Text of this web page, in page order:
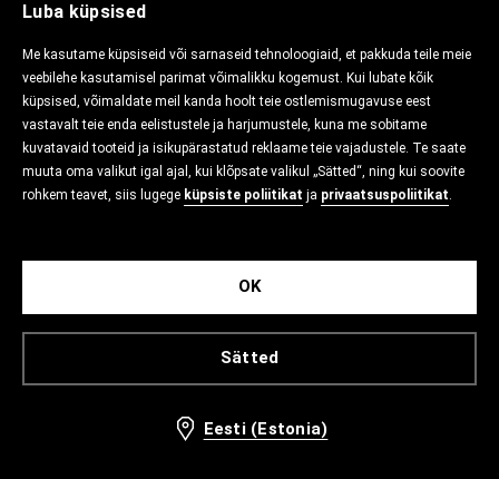
Luba küpsised
Me kasutame küpsiseid või sarnaseid tehnoloogiaid, et pakkuda teile meie
veebilehe kasutamisel parimat võimalikku kogemust. Kui lubate kõik
küpsised, võimaldate meil kanda hoolt teie ostlemismugavuse eest
vastavalt teie enda eelistustele ja harjumustele, kuna me sobitame
kuvatavaid tooteid ja isikupärastatud reklaame teie vajadustele. Te saate
muuta oma valikut igal ajal, kui klõpsate valikul „Sätted“, ning kui soovite
rohkem teavet, siis lugege küpsiste poliitikat ja privaatsuspoliitikat.
Sätted
OK
Eesti (Estonia)